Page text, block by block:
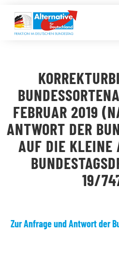
Inhalt
springen
LANDESGRUPPEN
VERANSTALTUNGEN
PRESSE
FEBRUAR 2019
ANTWORT DER
AUF DIE KLEINE
19/
Zur Anfrage und Antwort der